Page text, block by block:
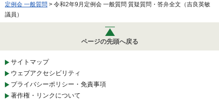
定例会 一般質問 > 令和2年9月定例会 一般質問 質疑質問・答弁全文（吉良英敏
議員）
ページの先頭へ戻る
サイトマップ
ウェブアクセシビリティ
プライバシーポリシー・免責事項
著作権・リンクについて